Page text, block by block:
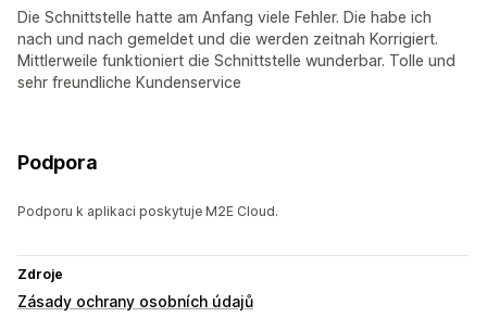
Die Schnittstelle hatte am Anfang viele Fehler. Die habe ich
nach und nach gemeldet und die werden zeitnah Korrigiert.
Mittlerweile funktioniert die Schnittstelle wunderbar. Tolle und
sehr freundliche Kundenservice
Podpora
Podporu k aplikaci poskytuje M2E Cloud.
Zdroje
Zásady ochrany osobních údajů